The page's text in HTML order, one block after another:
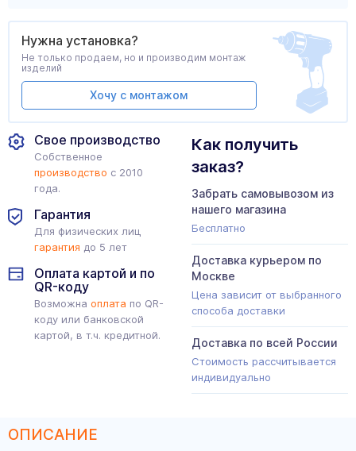
Свое производство
Собственное
производство с 2010
года.
Гарантия
Для физических лиц
гарантия до 5 лет
Оплата картой и по
QR-коду
Возможна оплата по QR-
коду или банковской
картой, в т.ч. кредитной.
Как получить
заказ?
Забрать самовывозом из
нашего магазина
Бесплатно
Доставка курьером по
Москве
Цена зависит от выбранного
способа доставки
Доставка по всей России
Стоимость рассчитывается
индивидуально
Нужна установка?
Не только продаем, но и производим монтаж
изделий
Хочу с монтажом
ОПИСАНИЕ